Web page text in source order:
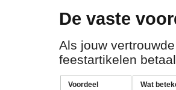
De vaste
Als jouw
feestartikelen
Voordeel Wat